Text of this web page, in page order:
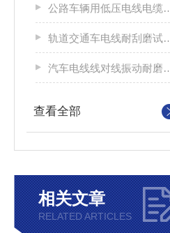
公路车辆用低压电线电缆耐刮磨试验机
轨道交通车电线耐刮磨试验机
汽车电线线对线振动耐磨试验机
查看全部
相关文章
RELATED ARTICLES